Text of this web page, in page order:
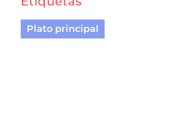
Plato principal